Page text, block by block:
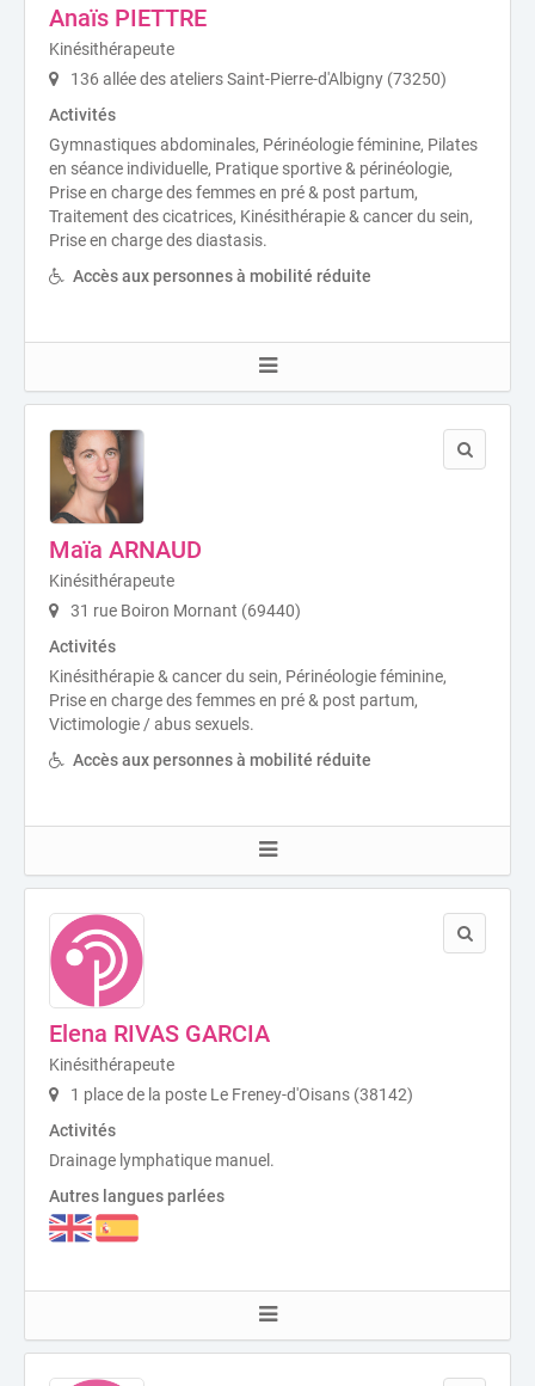
Anaïs PIETTRE
Kinésithérapeute
136 allée des ateliers Saint-Pierre-d'Albigny (73250)
Activités
Gymnastiques abdominales, Périnéologie féminine, Pilates
en séance individuelle, Pratique sportive & périnéologie,
Prise en charge des femmes en pré & post partum,
Traitement des cicatrices, Kinésithérapie & cancer du sein,
Prise en charge des diastasis.
Accès aux personnes à mobilité réduite
Maïa ARNAUD
Kinésithérapeute
31 rue Boiron Mornant (69440)
Activités
Kinésithérapie & cancer du sein, Périnéologie féminine,
Prise en charge des femmes en pré & post partum,
Victimologie / abus sexuels.
Accès aux personnes à mobilité réduite
Elena RIVAS GARCIA
Kinésithérapeute
1 place de la poste Le Freney-d'Oisans (38142)
Activités
Drainage lymphatique manuel.
Autres langues parlées